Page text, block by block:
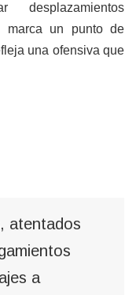
desplazamientos
marca un punto de
una ofensiva que
atentados
a